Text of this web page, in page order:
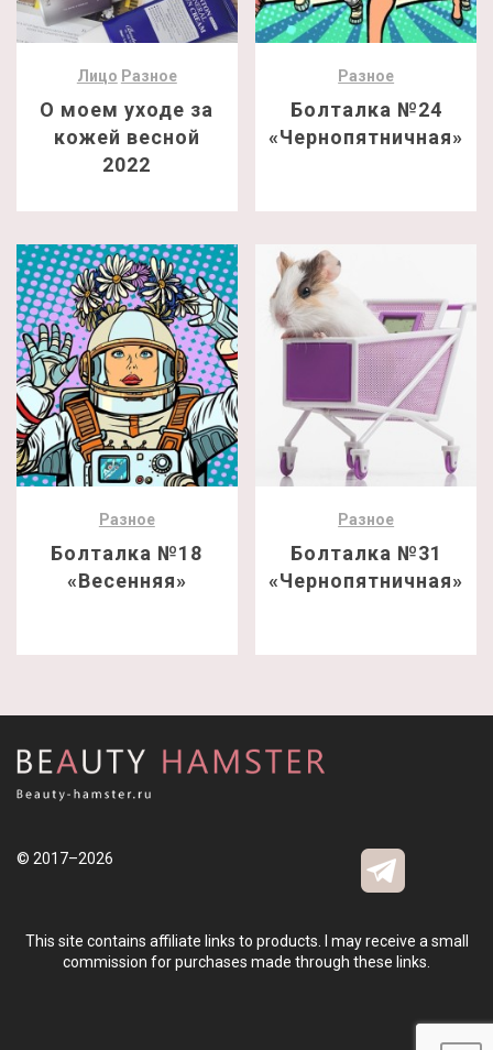
Лицо Разное
О моем уходе за
кожей весной
2022
Разное
Болталка №24
«Чернопятничная»
Разное
Болталка №18
«Весенняя»
Разное
Болталка №31
«Чернопятничная»
© 2017–2026
This site contains affiliate links to products. I may receive a small
commission for purchases made through these links.